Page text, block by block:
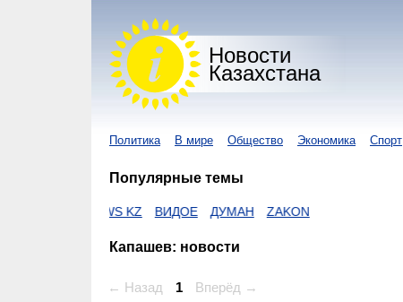
Новости
Казахстана
Политика В мире Общество Экономика Спорт
Популярные темы
ВИДОЕ ДУМАН ZAKON
Капашев: новости
← Назад 1 Вперёд →